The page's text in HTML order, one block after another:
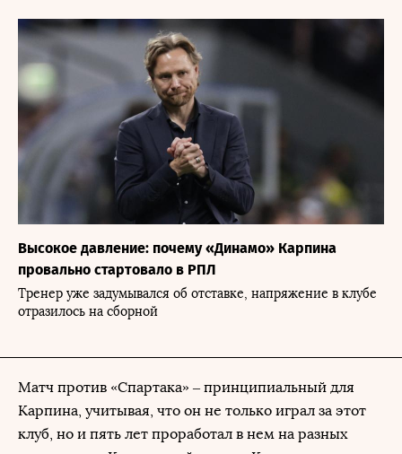
Высокое давление: почему «Динамо» Карпина
провально стартовало в РПЛ
Тренер уже задумывался об отставке, напряжение в клубе
отразилось на сборной
Матч против «Спартака» – принципиальный для
Карпина, учитывая, что он не только играл за этот
клуб, но и пять лет проработал в нем на разных